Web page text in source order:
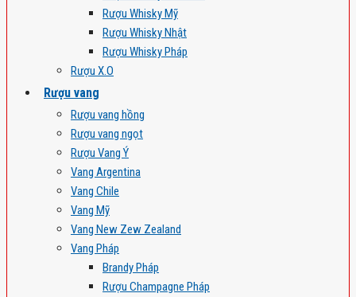
Rượu Whisky Mỹ
Rượu Whisky Nhật
Rượu Whisky Pháp
Rượu X.O
Rượu vang
Rượu vang hồng
Rượu vang ngọt
Rượu Vang Ý
Vang Argentina
Vang Chile
Vang Mỹ
Vang New Zew Zealand
Vang Pháp
Brandy Pháp
Rượu Champagne Pháp